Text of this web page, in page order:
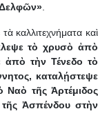
Δελφῶν»
καλλιτεχνήματα καὶ
τὸ χρυσὸ ἀπὸ
τὴν Τένεδο τὸ
καταλῄστεψε
τῆς Ἀρτέμιδος
Ἀσπένδου στὴν